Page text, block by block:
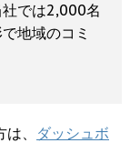
では2,000名
地域のコミ
、 ダッシュボ